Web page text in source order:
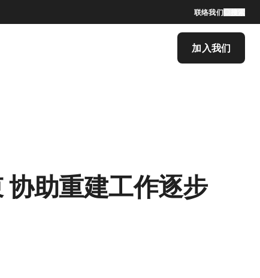
联络我们
加入我们
助重建工作逐步